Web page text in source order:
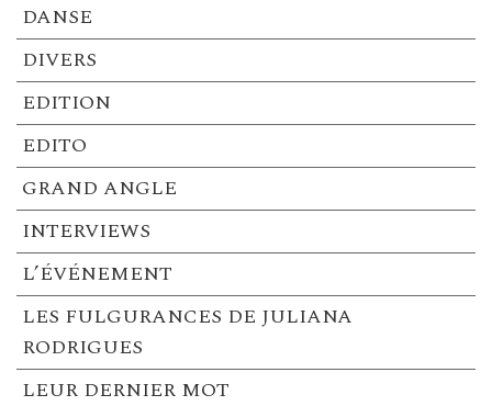
DANSE
DIVERS
EDITION
EDITO
GRAND ANGLE
INTERVIEWS
L’ÉVÉNEMENT
LES FULGURANCES DE JULIANA
RODRIGUES
LEUR DERNIER MOT